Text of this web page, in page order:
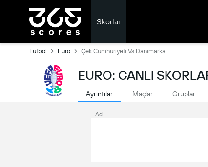
Skorlar
Futbol Euro Çek Cumhuriyeti Vs Danimarka
EURO: CANLI
Ayrıntılar Maçlar Gruplar
Ad